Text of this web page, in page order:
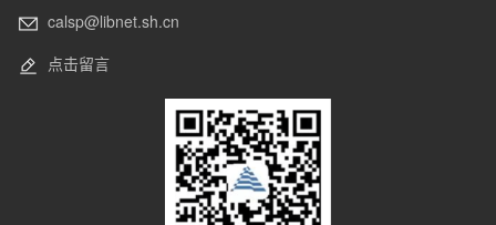
calsp@libnet.sh.cn
点击留言